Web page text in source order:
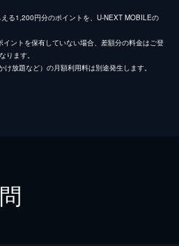
る1,200円分のポイントを、U-NEXT MOBILEの
ントを保有していない場合、差額分の料金はご登
ります。
放題など）の月額利用料は別途発生します。